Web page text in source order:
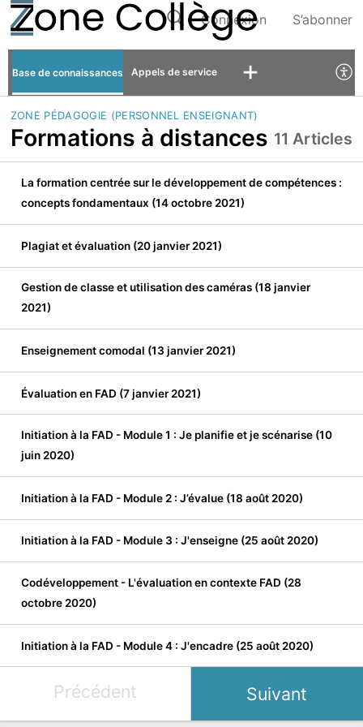
Connexion S’abonner
Base de connaissances Appels de service
ZONE PÉDAGOGIE (PERSONNEL ENSEIGNANT)
Formations à distances 11 Articles
La formation centrée sur le développement de compétences :
concepts fondamentaux (14 octobre 2021)
Plagiat et évaluation (20 janvier 2021)
Gestion de classe et utilisation des caméras (18 janvier
2021)
Enseignement comodal (13 janvier 2021)
Évaluation en FAD (7 janvier 2021)
Initiation à la FAD - Module 1 : Je planifie et je scénarise (10
juin 2020)
Initiation à la FAD - Module 2 : J’évalue (18 août 2020)
Initiation à la FAD - Module 3 : J'enseigne (25 août 2020)
Codéveloppement - L'évaluation en contexte FAD (28
octobre 2020)
Initiation à la FAD - Module 4 : J'encadre (25 août 2020)
Précédent Suivant